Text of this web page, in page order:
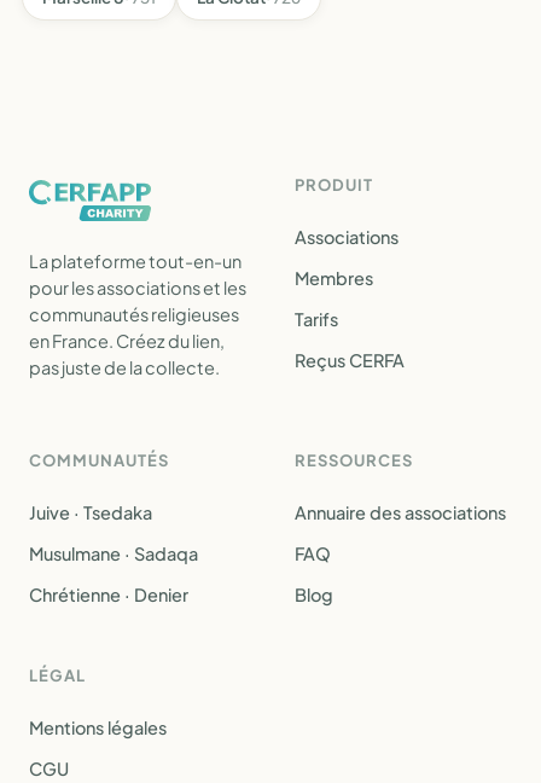
La plateforme tout-en-un
pour les associations et les
communautés religieuses
en France. Créez du lien,
pas juste de la collecte.
PRODUIT
Associations
Membres
Tarifs
Reçus CERFA
COMMUNAUTÉS
Juive · Tsedaka
Musulmane · Sadaqa
Chrétienne · Denier
RESSOURCES
Annuaire des associations
FAQ
Blog
LÉGAL
Mentions légales
CGU